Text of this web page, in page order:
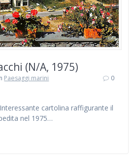
(N/A, 1975)
Paesaggi marini
0
Interessante cartolina raffigurante il
nel 1975…